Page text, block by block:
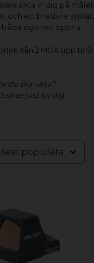
sikta in dig på målet
och ett bredare synfält
ögonen öppna.
från 2 MOA upp till 9
du ska välja?
sikte just för dig.
populära